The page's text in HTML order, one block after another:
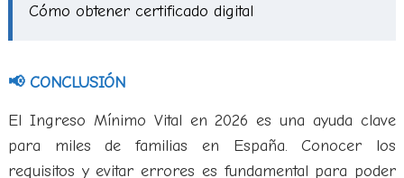
Cómo obtener certificado digital
📢 CONCLUSIÓN
El Ingreso Mínimo Vital en 2026 es una ayuda clave
para miles de familias en España. Conocer los
requisitos y evitar errores es fundamental para poder